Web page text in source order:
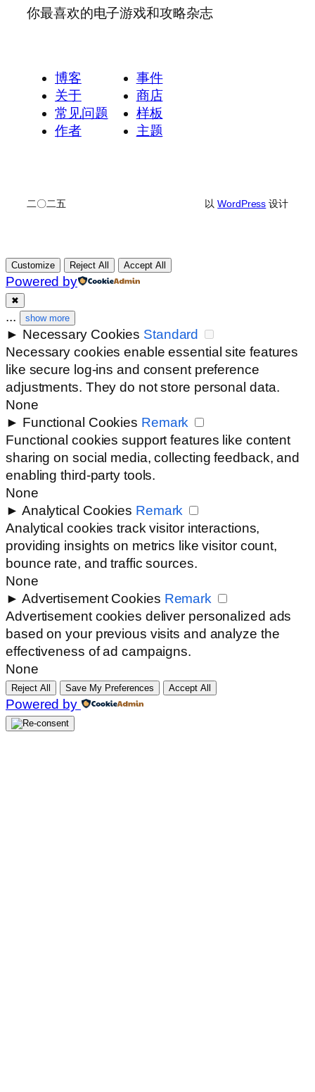
你最喜欢的电子游戏和攻略杂志
博客
关于
常见问题
作者
事件
商店
样板
主题
二〇二五 以WordPress 设计
Customize Reject All Accept All
Powered by
✖
... show more
► Necessary Cookies Standard
Necessary cookies enable essential site features
like secure log-ins and consent preference
adjustments. They do not store personal data.
None
► Functional Cookies Remark
Functional cookies support features like content
sharing on social media, collecting feedback, and
enabling third-party tools.
None
► Analytical Cookies Remark
Analytical cookies track visitor interactions,
providing insights on metrics like visitor count,
bounce rate, and traffic sources.
None
► Advertisement Cookies Remark
Advertisement cookies deliver personalized ads
based on your previous visits and analyze the
effectiveness of ad campaigns.
None
Reject All Save My Preferences Accept All
Powered by